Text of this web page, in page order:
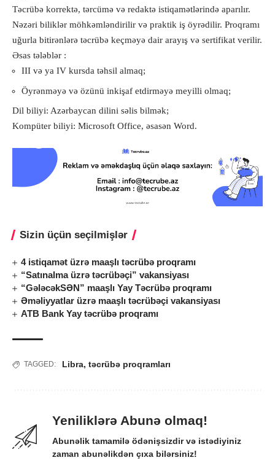
Təcrübə korrektə, tərcümə və redaktə istiqamətlərində aparılır.
Nəzəri biliklər möhkəmləndirilir və praktik iş öyrədilir. Proqramı
uğurla bitirənlərə təcrübə keçməyə dair arayış və sertifikat verilir.
Əsas tələblər :
III və ya IV kursda təhsil almaq;
Öyrənməyə və özünü inkişaf etdirməyə meyilli olmaq;
Dil biliyi: Azərbaycan dilini səlis bilmək;
Kompüter biliyi: Microsoft Office, əsasən Word.
Sizin üçün seçilmişlər
4 istiqamət üzrə maaşlı təcrübə proqramı
“Satınalma üzrə təcrübəçi” vakansiyası
“GələcəkSƏN” maaşlı Yay Təcrübə proqramı
Əməliyyatlar üzrə maaşlı təcrübəçi vakansiyası
ATB Bank Yay təcrübə proqramı
TAGGED: Libra, təcrübə proqramları
Yeniliklərə Abunə olmaq!
Abunəlik tamamilə ödənişsizdir və istədiyiniz
zaman abunəlikdən çıxa bilərsiniz!